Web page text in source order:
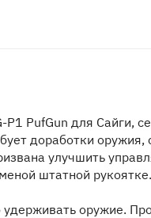
P1 PufGun для Сайги,
доработки оружия,
улучшить
штатной рукоятке.
оружие.